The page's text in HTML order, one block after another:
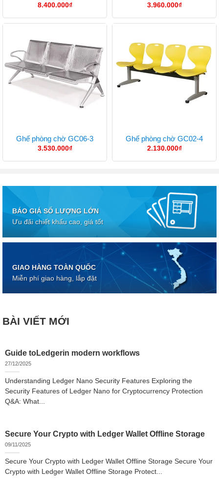
8.400.000₫ 3.960.000₫
Ghế phòng chờ GC06-3
3.530.000₫
Ghế phòng chờ GC02-4
2.130.000₫
BÁO GIÁ SỐ LƯỢNG LỚN
Ưu đãi chiết khấu cao, giá tốt
GIAO HÀNG TOÀN QUỐC
Miễn phí giao hàng, lắp đặt
BÀI VIẾT MỚI
Guide toLedgerin modern workflows
27/12/2025
Understanding Ledger Nano Security Features Exploring the
Security Features of Ledger Nano for Cryptocurrency Protection
Q&A: What...
Secure Your Crypto with Ledger Wallet Offline Storage
09/11/2025
Secure Your Crypto with Ledger Wallet Offline Storage Secure Your
Crypto with Ledger Wallet Offline Storage Protect...